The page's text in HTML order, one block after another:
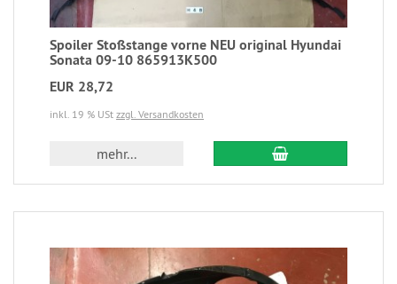
Spoiler Stoßstange vorne NEU original Hyundai
Sonata 09-10 865913K500
EUR 28,72
inkl. 19 % USt zzgl. Versandkosten
mehr...